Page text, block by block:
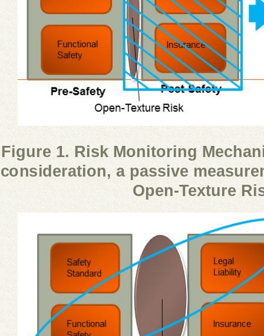
Figure 1. Risk Monitoring
consideration, a passive
Open-Texture